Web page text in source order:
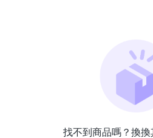
找不到商品嗎？換換